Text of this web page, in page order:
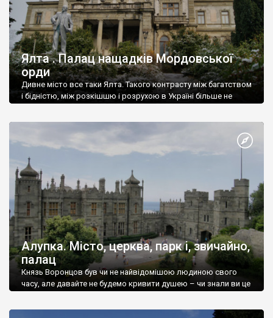
Ялта . Палац нащадків Мордовської
орди
Дивне місто все таки Ялта. Такого контрасту між багатством
і бідністю, між розкішшю і розрухою в Україні більше не
Алупка. Місто, церква, парк і, звичайно,
палац
Князь Воронцов був чи не найвідомішою людиною свого
часу, але давайте не будемо кривити душею – чи знали ви це